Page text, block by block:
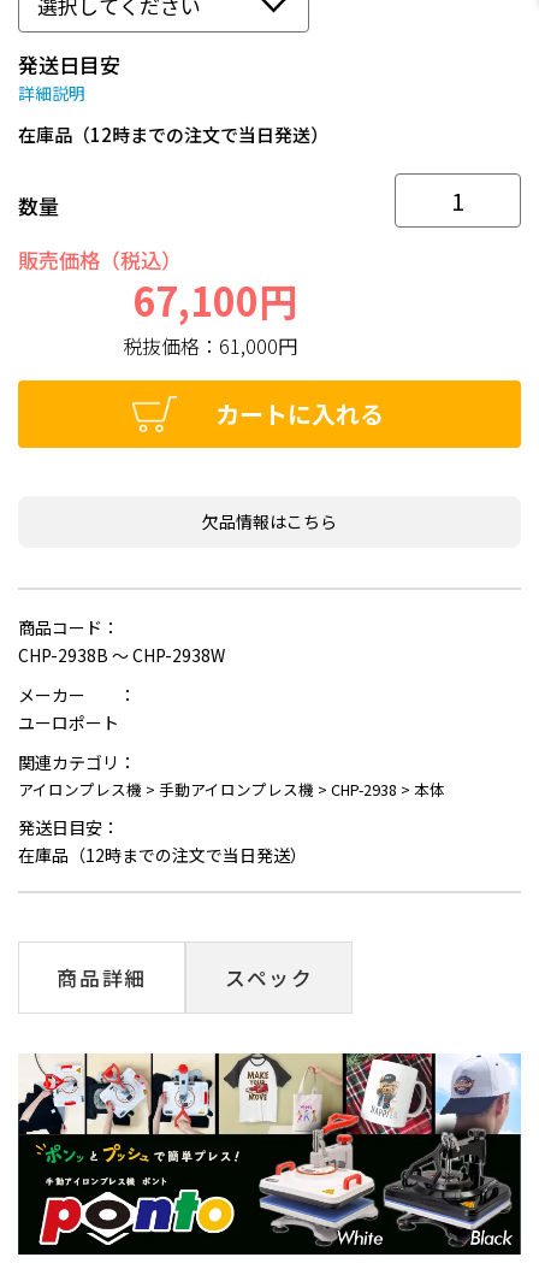
発送日目安
詳細説明
在庫品（12時までの注文で当日発送）
数量
販売価格（税込）
67,100円
税抜価格： 61,000円
カートに入れる
欠品情報はこちら
商品コード：
CHP-2938B ～ CHP-2938W
メーカー ：
ユーロポート
関連カテゴリ：
アイロンプレス機 > 手動アイロンプレス機 > CHP-2938 > 本体
発送日目安：
在庫品（12時までの注文で当日発送）
商品詳細 スペック